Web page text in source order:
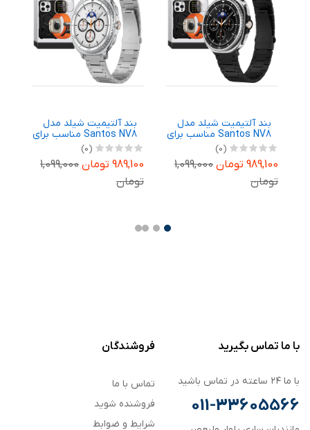
بند آلتیمیت شیلد مدل
Santos NV8 مناسب برای
ساعت هوشمند
سامسونگ Galaxy Watch
8 44mm
(0)
989,100 تومان
1,099,000
تومان
بند آلتیمیت شیلد مدل
Santos NV8 مناسب برای
ساعت هوشمند
سامسونگ Galaxy Watch
8 40mm
(0)
989,100 تومان
1,099,000
تومان
با ما تماس بگیرید
با ما ۲۴ ساعته در تماس باشید
011-33605566
فروشندگان
تماس با ما
فروشنده شوید
شرایط و ضوابط